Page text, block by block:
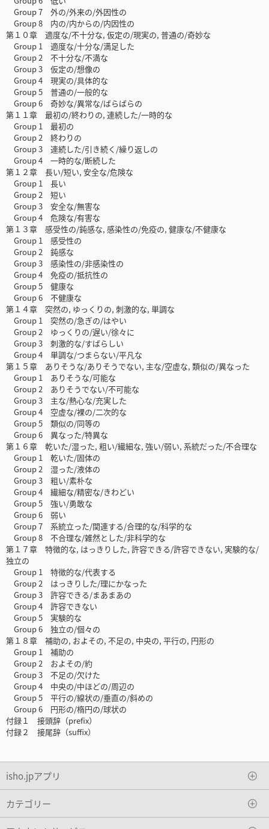
Group 7 外の/外来の/外因性の
Group 8 内の/内からの/内因性の
第１０章 適度な/不十分な, 仮定の/現実の, 普通の/奇妙な
Group 1 適度な/十分な/満足した
Group 2 不十分な/不満な
Group 3 仮定の/想像の
Group 4 現実の/具体的な
Group 5 普通の/一般的な
Group 6 奇妙な/異常な/ばらばらの
第１１章 最初の/終わりの, 連続した/一時的な
Group 1 最初の
Group 2 終わりの
Group 3 連続した/引き続く/繰り返しの
Group 4 一時的な/断続した
第１２章 長い/短い, 安全な/危険な
Group 1 長い
Group 2 短い
Group 3 安全な/無害な
Group 4 危険な/有害な
第１３章 感受性の/鈍感な, 感染性の/免疫の, 健康な/不健康な
Group 1 感受性の
Group 2 鈍感な
Group 3 感染性の/非感染性の
Group 4 免疫の/抵抗性の
Group 5 健康な
Group 6 不健康な
第１４章 突然の, ゆっくりの, 刺激的な, 単調な
Group 1 突然の/急ぎの/はやい
Group 2 ゆっくりの/遅い/徐々に
Group 3 刺激的な/すばらしい
Group 4 単調な/つまらない/平凡な
第１５章 ありそうな/ありそうでない, 主な/空虚な, 類似の/異なった
Group 1 ありそうな/可能な
Group 2 ありそうでない/不可能な
Group 3 主な/熱心な/充実した
Group 4 空虚な/裸の/二次的な
Group 5 類似の/同等の
Group 6 異なった/特異な
第１６章 乾いた/湿った, 粗い/繊細な, 強い/弱い, 系統だった/不合理な
Group 1 乾いた/固体の
Group 2 湿った/液体の
Group 3 粗い/素朴な
Group 4 繊細な/精密な/きわどい
Group 5 強い/勇敢な
Group 6 弱い
Group 7 系統立った/関連する/合理的な/科学的な
Group 8 不合理な/雑然とした/非科学的な
第１７章 特徴的な, はっきりした, 許容できる/許容できない, 実験的な/
独立の
Group 1 特徴的な/代表する
Group 2 はっきりした/理にかなった
Group 3 許容できる/まあまあの
Group 4 許容できない
Group 5 実験的な
Group 6 独立の/個々の
第１８章 補助の, およその, 不足の, 中央の, 平行の, 円形の
Group 1 補助の
Group 2 およその/約
Group 3 不足の/欠けた
Group 4 中央の/中ほどの/周辺の
Group 5 平行の/線状の/垂直の/斜めの
Group 6 円形の/楕円の/球状の
付録１ 接頭辞（prefix）
付録２ 接尾辞（suffix）
isho.jpアプリ
カテゴリー